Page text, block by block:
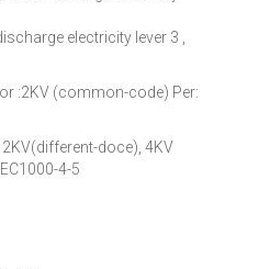
electricity lever 3 ,
:2KV (common-code) Per:
doce), 4KV
4-5